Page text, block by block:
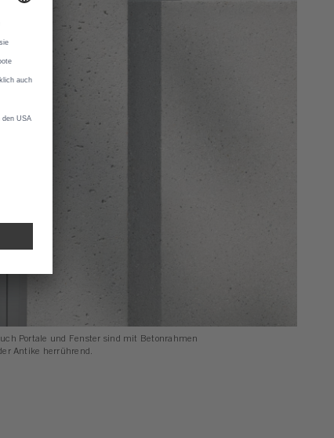
Portale und Fenster sind mit Betonrahmen
Antike herrührend.